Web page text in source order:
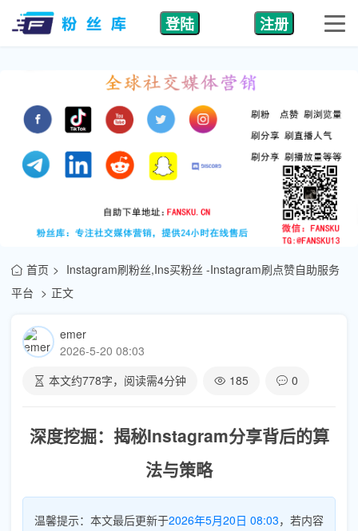
登陆 注册
首页
Instagram刷粉丝,Ins买粉丝 -Instagram刷点赞自助服务
平台
正文
emer
2026-5-20 08:03
本文约778字，阅读需4分钟 185 0
深度挖掘：揭秘Instagram分享背后的算
法与策略
温馨提示：本文最后更新于2026年5月20日 08:03，若内容